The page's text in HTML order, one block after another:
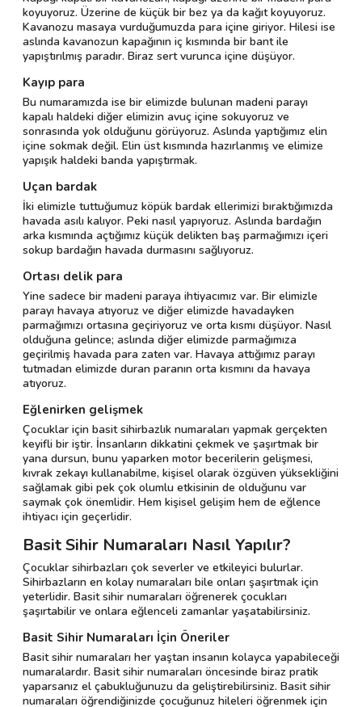
koyuyoruz. Üzerine de küçük bir bez ya da kağıt koyuyoruz.
Kavanozu masaya vurduğumuzda para içine giriyor. Hilesi ise
aslında kavanozun kapağının iç kısmında bir bant ile
yapıştırılmış paradır. Biraz sert vurunca içine düşüyor.
Kayıp para
Bu numaramızda ise bir elimizde bulunan madeni parayı
kapalı haldeki diğer elimizin avuç içine sokuyoruz ve
sonrasında yok olduğunu görüyoruz. Aslında yaptığımız elin
içine sokmak değil. Elin üst kısmında hazırlanmış ve elimize
yapışık haldeki banda yapıştırmak.
Uçan bardak
İki elimizle tuttuğumuz köpük bardak ellerimizi bıraktığımızda
havada asılı kalıyor. Peki nasıl yapıyoruz. Aslında bardağın
arka kısmında açtığımız küçük delikten baş parmağımızı içeri
sokup bardağın havada durmasını sağlıyoruz.
Ortası delik para
Yine sadece bir madeni paraya ihtiyacımız var. Bir elimizle
parayı havaya atıyoruz ve diğer elimizde havadayken
parmağımızı ortasına geçiriyoruz ve orta kısmı düşüyor. Nasıl
olduğuna gelince; aslında diğer elimizde parmağımıza
geçirilmiş havada para zaten var. Havaya attığımız parayı
tutmadan elimizde duran paranın orta kısmını da havaya
atıyoruz.
Eğlenirken gelişmek
Çocuklar için basit sihirbazlık numaraları yapmak gerçekten
keyifli bir iştir. İnsanların dikkatini çekmek ve şaşırtmak bir
yana dursun, bunu yaparken motor becerilerin gelişmesi,
kıvrak zekayı kullanabilme, kişisel olarak özgüven yüksekliğini
sağlamak gibi pek çok olumlu etkisinin de olduğunu var
saymak çok önemlidir. Hem kişisel gelişim hem de eğlence
ihtiyacı için geçerlidir.
Basit Sihir Numaraları Nasıl Yapılır?
Çocuklar sihirbazları çok severler ve etkileyici bulurlar.
Sihirbazların en kolay numaraları bile onları şaşırtmak için
yeterlidir. Basit sihir numaraları öğrenerek çocukları
şaşırtabilir ve onlara eğlenceli zamanlar yaşatabilirsiniz.
Basit Sihir Numaraları İçin Öneriler
Basit sihir numaraları her yaştan insanın kolayca yapabileceği
numaralardır. Basit sihir numaraları öncesinde biraz pratik
yaparsanız el çabukluğunuzu da geliştirebilirsiniz. Basit sihir
numaraları öğrendiğinizde çocuğunuz hileleri öğrenmek için